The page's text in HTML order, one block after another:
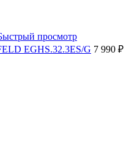
просмотр
EGHS.32.3ES/G 7 990 ₽